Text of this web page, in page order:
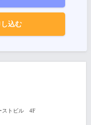
込む
ストビル 4F